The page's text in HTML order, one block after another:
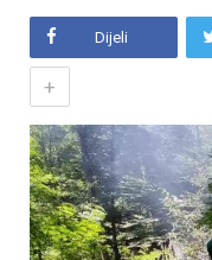
Dijeli
+